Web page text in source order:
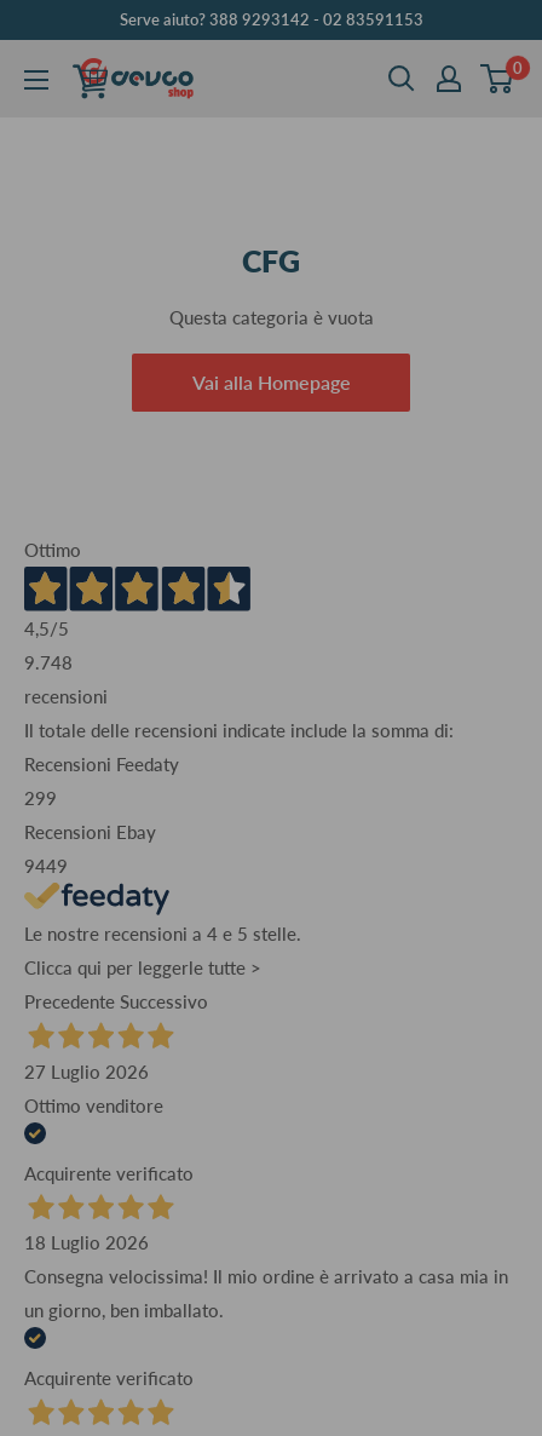
contenuto
Serve aiuto? 388 9293142 - 02 83591153
DEVCOshop 0
CFG
Questa categoria è vuota
Vai alla Homepage
Ottimo
4,5/5
9.748
recensioni
Il totale delle recensioni indicate include la somma di:
Recensioni Feedaty
299
Recensioni Ebay
9449
Le nostre recensioni a 4 e 5 stelle.
Clicca qui per leggerle tutte >
Precedente Successivo
27 Luglio 2026
Ottimo venditore
Acquirente verificato
18 Luglio 2026
Consegna velocissima! Il mio ordine è arrivato a casa mia in
un giorno, ben imballato.
Acquirente verificato